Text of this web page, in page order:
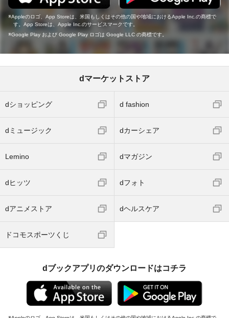
Appleのロゴ、App Storeは、米国もしくはその他の国や地域におけるApple Inc.の商標で
す。App Storeは、Apple Inc.のサービスマークです。
Google Play および Google Play ロゴは Google LLC の商標です。
dマーケットストア
dショッピング d fashion
dミュージック dカーシェア
Lemino dマガジン
dヒッツ dフォト
dアニメストア dヘルスケア
ドコモスポーツくじ
dブックアプリのダウンロードはコチラ